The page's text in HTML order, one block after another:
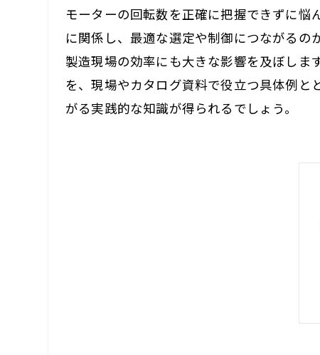
モーターの回転数を正確に把握できずに
に関係し、最適な選定や制御につながる
製造現場の効率にも大きな影響を及ぼしま
を、現場やカタログ資料で役立つ具体例
がる実践的な知識が得られるでしょう。